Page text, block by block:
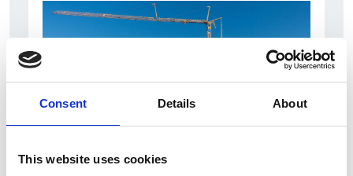
Consent Details About
This website uses cookies
7 Agosto 2026